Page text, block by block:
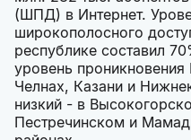
(ШПД) в Интернет.
широкополосного
республике составил
уровень
Челнах, Казани и
низкий - в
Пестречинском и